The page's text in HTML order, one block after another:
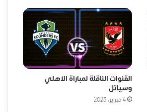
القنوات الناقلة لمباراة الاهلي
وسياتل
4 فبراير، 2023